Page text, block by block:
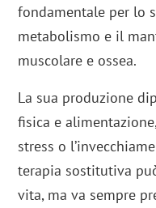
fondamentale per lo
metabolismo e il
muscolare e ossea.
La sua produzione
fisica e
stress o
terapia sostitutiva
vita, ma va sempre